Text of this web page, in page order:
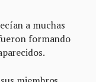
a muchas
formando